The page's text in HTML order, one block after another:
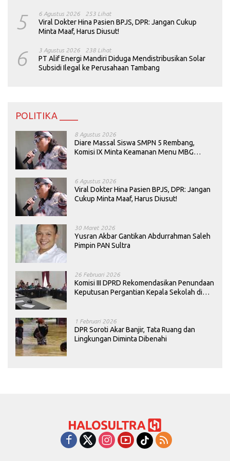
5 6 Agustus 2026 253 Lihat
Viral Dokter Hina Pasien BPJS, DPR: Jangan Cukup
Minta Maaf, Harus Diusut!
6 3 Agustus 2026 238 Lihat
PT Alif Energi Mandiri Diduga Mendistribusikan Solar
Subsidi Ilegal ke Perusahaan Tambang
POLITIKA ____
8 Agustus 2026
Diare Massal Siswa SMPN 5 Rembang,
Komisi IX Minta Keamanan Menu MBG
6 Agustus 2026
Viral Dokter Hina Pasien BPJS, DPR: Jangan
Cukup Minta Maaf, Harus Diusut!
30 Maret 2026
Yusran Akbar Gantikan Abdurrahman Saleh
Pimpin PAN Sultra
26 Februari 2026
Komisi III DPRD Rekomendasikan Penundaan
Keputusan Pergantian Kepala Sekolah di
1 Februari 2026
DPR Soroti Akar Banjir, Tata Ruang dan
Lingkungan Diminta Dibenahi